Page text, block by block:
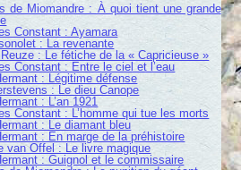
de Miomandre : À quoi tient une grande
Constant : Ayamara
: La revenante
: Le fétiche de la « Capricieuse »
Constant : Entre le ciel et l’eau
: Légitime défense
: Le dieu Canope
: L’an 1921
Constant : L’homme qui tue les morts
: Le diamant bleu
: En marge de la préhistoire
van Offel : Le livre magique
: Guignol et le commissaire